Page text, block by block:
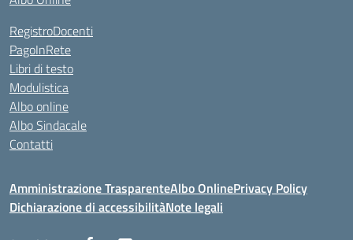
RegistroDocenti
PagoInRete
Libri di testo
Modulistica
Albo online
Albo Sindacale
Contatti
Amministrazione TrasparenteAlbo OnlinePrivacy Policy
Dichiarazione di accessibilitàNote legali